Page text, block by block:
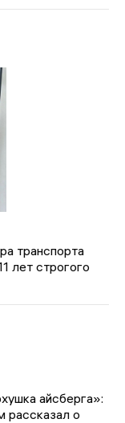
транспорта
лет строгого
айсберга»:
рассказал о